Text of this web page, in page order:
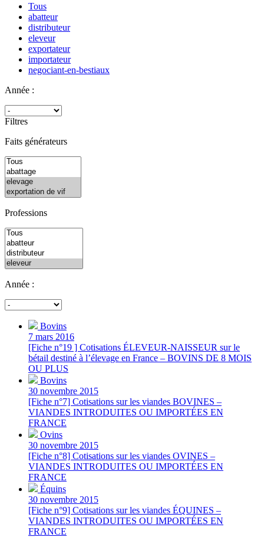
Tous
abatteur
distributeur
eleveur
exportateur
importateur
negociant-en-bestiaux
Année :
Filtres
Faits générateurs
Professions
Année :
Bovins
7 mars 2016
[Fiche n°19 ] Cotisations ÉLEVEUR-NAISSEUR sur le
bétail destiné à l’élevage en France – BOVINS DE 8 MOIS
OU PLUS
Bovins
30 novembre 2015
[Fiche n°7] Cotisations sur les viandes BOVINES –
VIANDES INTRODUITES OU IMPORTÉES EN
FRANCE
Ovins
30 novembre 2015
[Fiche n°8] Cotisations sur les viandes OVINES –
VIANDES INTRODUITES OU IMPORTÉES EN
FRANCE
Équins
30 novembre 2015
[Fiche n°9] Cotisations sur les viandes ÉQUINES –
VIANDES INTRODUITES OU IMPORTÉES EN
FRANCE